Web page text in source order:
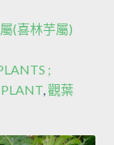
(喜林芋屬)
;
,觀葉